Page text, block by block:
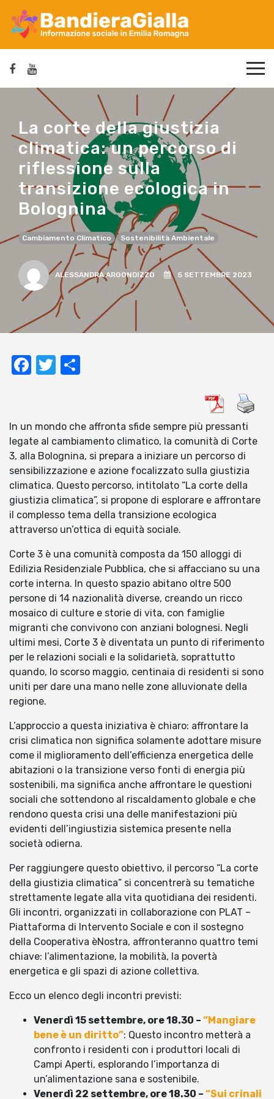
La corte della giustizia
climatica: un percorso di
riflessione sulla
transizione ecologica in
Bolognina
Cambiamento Climatico Sostenibilità Ambientale
ALESSANDRA ARGONDIZZO 5 SETTEMBRE 2023
Facebook
Twitter
In un mondo che affronta sfide sempre più pressanti
legate al cambiamento climatico, la comunità di Corte
3, alla Bolognina, si prepara a iniziare un percorso di
sensibilizzazione e azione focalizzato sulla giustizia
climatica. Questo percorso, intitolato “La corte della
giustizia climatica”, si propone di esplorare e affrontare
il complesso tema della transizione ecologica
attraverso un’ottica di equità sociale.
Corte 3 è una comunità composta da 150 alloggi di
Edilizia Residenziale Pubblica, che si affacciano su una
corte interna. In questo spazio abitano oltre 500
persone di 14 nazionalità diverse, creando un ricco
mosaico di culture e storie di vita, con famiglie
migranti che convivono con anziani bolognesi. Negli
ultimi mesi, Corte 3 è diventata un punto di riferimento
per le relazioni sociali e la solidarietà, soprattutto
quando, lo scorso maggio, centinaia di residenti si sono
uniti per dare una mano nelle zone alluvionate della
regione.
L’approccio a questa iniziativa è chiaro: affrontare la
crisi climatica non significa solamente adottare misure
come il miglioramento dell’efficienza energetica delle
abitazioni o la transizione verso fonti di energia più
sostenibili, ma significa anche affrontare le questioni
sociali che sottendono al riscaldamento globale e che
rendono questa crisi una delle manifestazioni più
evidenti dell’ingiustizia sistemica presente nella
società odierna.
Per raggiungere questo obiettivo, il percorso “La corte
della giustizia climatica” si concentrerà su tematiche
strettamente legate alla vita quotidiana dei residenti.
Gli incontri, organizzati in collaborazione con PLAT –
Piattaforma di Intervento Sociale e con il sostegno
della Cooperativa èNostra, affronteranno quattro temi
chiave: l’alimentazione, la mobilità, la povertà
energetica e gli spazi di azione collettiva.
Ecco un elenco degli incontri previsti:
Venerdì 15 settembre, ore 18.30 – “Mangiare
bene è un diritto”: Questo incontro metterà a
confronto i residenti con i produttori locali di
Campi Aperti, esplorando l’importanza di
un’alimentazione sana e sostenibile.
Venerdì 22 settembre, ore 18.30 – “Sui crinali